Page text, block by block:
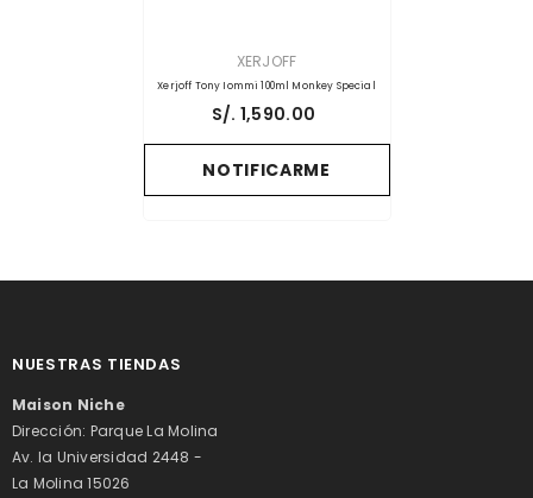
XERJOFF
Xerjoff Tony Iommi 100ml Monkey Special
S/. 1,590.00
NOTIFICARME
NUESTRAS TIENDAS
Maison Niche
Dirección: Parque La Molina
Av. la Universidad 2448 -
La Molina 15026